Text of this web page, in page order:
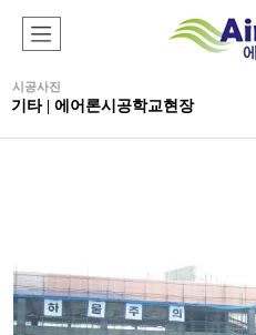
시공사진
기타 | 에어론시공학교현장